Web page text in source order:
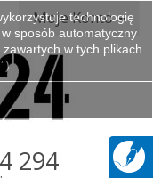
Moje Konto
294
technologię
sposób automatyczny
w tych plikach